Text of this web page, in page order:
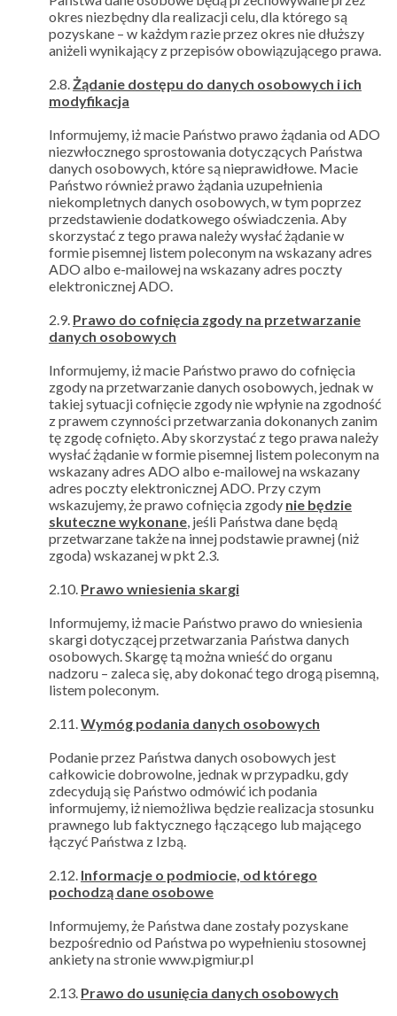
okres niezbędny dla realizacji celu, dla którego są
pozyskane – w każdym razie przez okres nie dłuższy
aniżeli wynikający z przepisów obowiązującego prawa.
2.8.Żądanie dostępu do danych osobowych i ich
modyfikacja
Informujemy, iż macie Państwo prawo żądania od ADO
niezwłocznego sprostowania dotyczących Państwa
danych osobowych, które są nieprawidłowe. Macie
Państwo również prawo żądania uzupełnienia
niekompletnych danych osobowych, w tym poprzez
przedstawienie dodatkowego oświadczenia. Aby
skorzystać z tego prawa należy wysłać żądanie w
formie pisemnej listem poleconym na wskazany adres
ADO albo e-mailowej na wskazany adres poczty
elektronicznej ADO.
2.9. Prawo do cofnięcia zgody na przetwarzanie
danych osobowych
Informujemy, iż macie Państwo prawo do cofnięcia
zgody na przetwarzanie danych osobowych, jednak w
takiej sytuacji cofnięcie zgody nie wpłynie na zgodność
z prawem czynności przetwarzania dokonanych zanim
tę zgodę cofnięto. Aby skorzystać z tego prawa należy
wysłać żądanie w formie pisemnej listem poleconym na
wskazany adres ADO albo e-mailowej na wskazany
adres poczty elektronicznej ADO. Przy czym
wskazujemy, że prawo cofnięcia zgody nie będzie
skuteczne wykonane, jeśli Państwa dane będą
przetwarzane także na innej podstawie prawnej (niż
zgoda) wskazanej w pkt 2.3.
2.10. Prawo wniesienia skargi
Informujemy, iż macie Państwo prawo do wniesienia
skargi dotyczącej przetwarzania Państwa danych
osobowych. Skargę tą można wnieść do organu
nadzoru – zaleca się, aby dokonać tego drogą pisemną,
listem poleconym.
2.11.Wymóg podania danych osobowych
Podanie przez Państwa danych osobowych jest
całkowicie dobrowolne, jednak w przypadku, gdy
zdecydują się Państwo odmówić ich podania
informujemy, iż niemożliwa będzie realizacja stosunku
prawnego lub faktycznego łączącego lub mającego
łączyć Państwa z Izbą.
2.12. Informacje o podmiocie, od którego
pochodzą dane osobowe
Informujemy, że Państwa dane zostały pozyskane
bezpośrednio od Państwa po wypełnieniu stosownej
ankiety na stronie www.pigmiur.pl
2.13. Prawo do usunięcia danych osobowych